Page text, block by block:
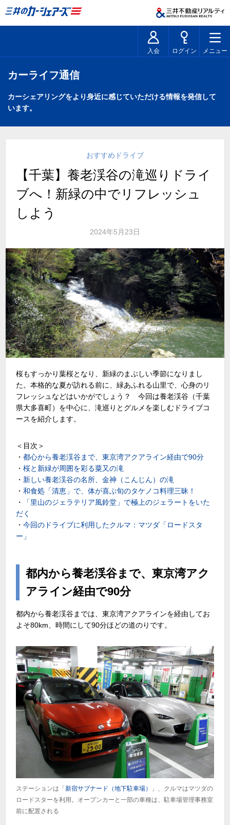
入会 ログイン メニュー
カーライフ通信
カーシェアリングをより身近に感じていただける情報を発信して
います。
おすすめドライブ
【千葉】養老渓谷の滝巡りドライ
ブへ！新緑の中でリフレッシュ
しよう
2024年5月23日
桜もすっかり葉桜となり、新緑のまぶしい季節になりまし
た。本格的な夏が訪れる前に、緑あふれる山里で、心身のリ
フレッシュなどはいかがでしょう？ 今回は養老渓谷（千葉
県大多喜町）を中心に、滝巡りとグルメを楽しむドライブコ
ースを紹介します。
＜目次＞
・都心から養老渓谷まで、東京湾アクアライン経由で90分
・桜と新緑が周囲を彩る粟又の滝
・ 新しい養老渓谷の名所、金神（こんじん）の滝
・和食処「清恵」で、体が喜ぶ旬のタケノコ料理三昧！
・
「里山のジェラテリア風鈴堂」で極上のジェラートをいた
だく
・今回のドライブに利用したクルマ：マツダ「ロードスタ
ー」
都内から養老渓谷まで、東京湾アク
アライン経由で90分
都内から養老渓谷までは、東京湾アクアラインを経由してお
よそ80km、時間にして90分ほどの道のりです。
ステーションは「新宿サブナード（地下駐車場）
」、クルマはマツダの
ロードスターを利用。オープンカーと一部の車種は、駐車場管理事務室
前に配置される